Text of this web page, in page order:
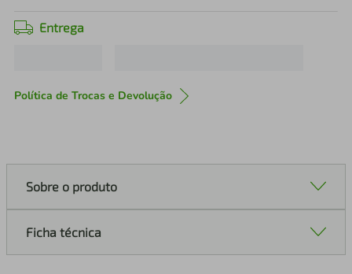
Entrega
Política de Trocas e Devolução
Sobre o produto
Ficha técnica